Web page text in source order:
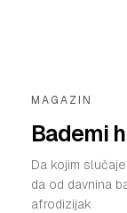
MAGAZIN
Bademi
Da kojim
da od davnina
afrodizijak